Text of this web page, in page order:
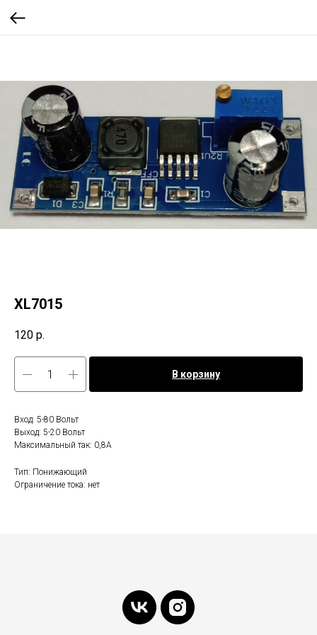
XL7015
120 р.
В корзину
Вход: 5-80 Вольт
Выход: 5-20 Вольт
Максимальный так: 0,8А
Тип: Понижающий
Ограничение тока: нет